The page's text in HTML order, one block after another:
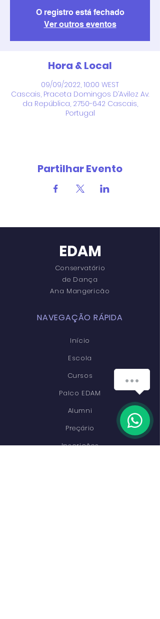
O registro está fechado
Ver outros eventos
Hora & Local
09/09/2022, 10:00 WEST
Cascais, Praceta Domingos D’Avilez Av.
da República, 2750-642 Cascais,
Portugal
Partilhar Evento
EDAM
Conservatório
de Dança
Ana Mangericão
NAVEGAÇÃO RÁPIDA
Início
Escola
Cursos
Palco EDAM
Alumni
Preçário
Inscrições